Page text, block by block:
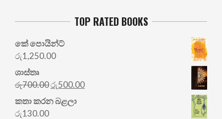
TOP RATED BOOKS
කේ පොයින්ට්
රු1,250.00
ශාස්තෘ
රු700.00Original
price
was:
රු500.00Current
කතා කරන බළලා
රු130.00